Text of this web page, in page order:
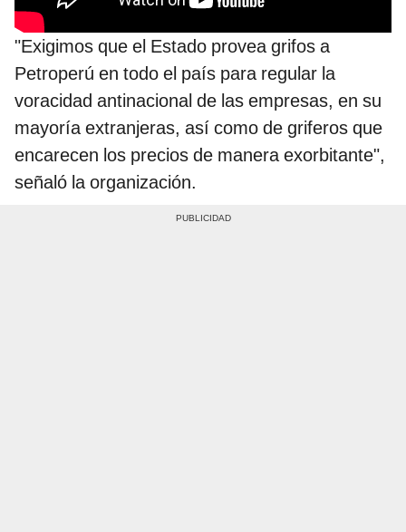
"Exigimos que el Estado provea grifos a
Petroperú en todo el país para regular la
voracidad antinacional de las empresas, en su
mayoría extranjeras, así como de griferos que
encarecen los precios de manera exorbitante",
señaló la organización.